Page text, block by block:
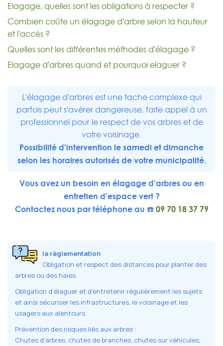
Elagage, quelles sont les obligations à respecter ?
Combien coûte un élagage d'arbre selon la hauteur
et l'accès ?
Quelles sont les différentes méthodes d'élagage ?
Elagage d'arbres quand et pourquoi elaguer ?
L'élagage d'arbres est une tache complexe qui
parfois peut s'avérer dangereuse, faite appel à un
professionnel pour le respect de vos arbres et de
votre voisinage.
Possibilité d'intervention le samedi et dimanche
selon les horaires autorisés de votre municipalité.
Vous avez un besoin en élagage d'arbres ou en
entretien d'espace vert ?
Contactez nous par téléphone au ☎️09 70 18 37 79
la règlementation
Obligation et respect des distances pour planter des
arbres ou des haies.
Obligation d'élaguer et d'entretenir régulièrement les sujets
et ainsi sécuriser les infrastructures, le voisinage et les
usagers aux alentours.
Prévention des risques liés aux arbres :
Chutes d'arbres, chutes de branches, chutes sur véhicules,